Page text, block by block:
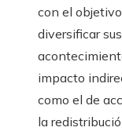
con el
diversificar
impacto
como el de
la